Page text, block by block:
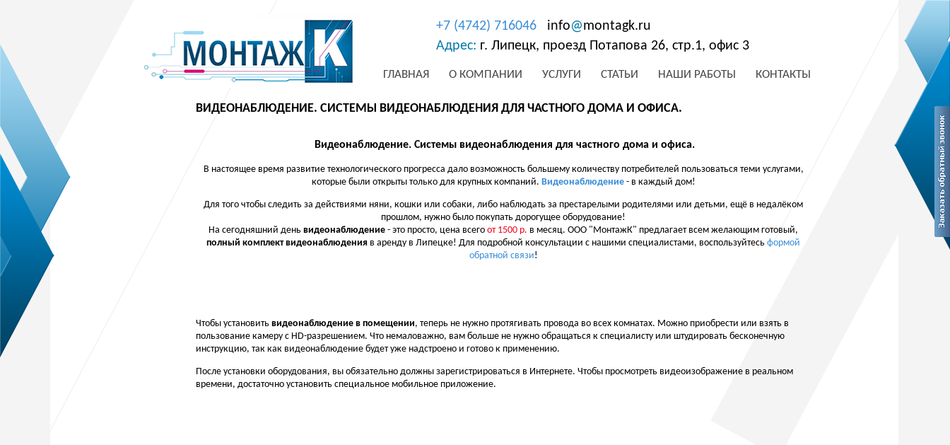
+7 (4742) 716046 info@montagk.ru
Адрес: г. Липецк, проезд Потапова 26, стр.1, офис 3
ГЛАВНАЯ О КОМПАНИИ УСЛУГИ СТАТЬИ НАШИ РАБОТЫ КОНТАКТЫ
ВИДЕОНАБЛЮДЕНИЕ. СИСТЕМЫ ВИДЕОНАБЛЮДЕНИЯ ДЛЯ ЧАСТНОГО ДОМА И ОФИСА.
Видеонаблюдение. Системы видеонаблюдения для частного дома и офиса.
В настоящее время развитие технологического прогресса дало возможность большему количеству потребителей пользоваться теми услугами,
которые были открыты только для крупных компаний. Видеонаблюдение- в каждый дом!
Для того чтобы следить за действиями няни, кошки или собаки, либо наблюдать за престарелыми родителями или детьми, ещё в недалёком
прошлом, нужно было покупать дорогущее оборудование!
На сегодняшний день видеонаблюдение - это просто, цена всего от 1500 р. в месяц. ООО "МонтажК" предлагает всем желающим готовый,
полный комплект видеонаблюдения в аренду в Липецке! Для подробной консультации с нашими специалистами, воспользуйтесь формой
обратной связи!
Чтобы установить видеонаблюдение в помещении, теперь не нужно протягивать провода во всех комнатах. Можно приобрести или взять в
пользование камеру с HD-разрешением. Что немаловажно, вам больше не нужно обращаться к специалисту или штудировать бесконечную
инструкцию, так как видеонаблюдение будет уже надстроено и готово к применению.
После установки оборудования, вы обязательно должны зарегистрироваться в Интернете. Чтобы просмотреть видеоизображение в реальном
времени, достаточно установить специальное мобильное приложение.